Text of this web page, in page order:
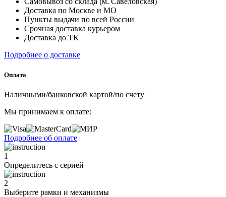
Доставка по Москве и МО
Пункты выдачи по всей России
Срочная доставка курьером
Доставка до ТК
Подробнее о доставке
Оплата
Наличными/банковской картой/по счету
Мы принимаем к оплате:
Подробнее об оплате
1
Определитесь с серией
2
Выберите рамки и механизмы